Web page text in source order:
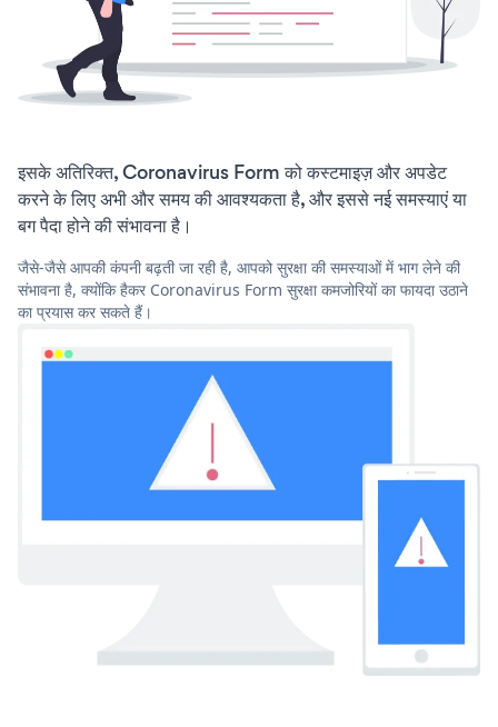
इसके अतिरिक्त, Coronavirus Form को कस्टमाइज़ और अपडेट
करने के लिए अभी और समय की आवश्यकता है, और इससे नई समस्याएं या
बग पैदा होने की संभावना है।
जैसे-जैसे आपकी कंपनी बढ़ती जा रही है, आपको सुरक्षा की समस्याओं में भाग लेने की
संभावना है, क्योंकि हैकर Coronavirus Form सुरक्षा कमजोरियों का फायदा उठाने
का प्रयास कर सकते हैं।